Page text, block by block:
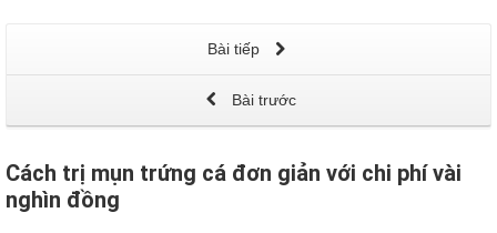
Bài tiếp
Bài trước
Cách trị mụn trứng cá đơn giản với chi phí vài
nghìn đồng